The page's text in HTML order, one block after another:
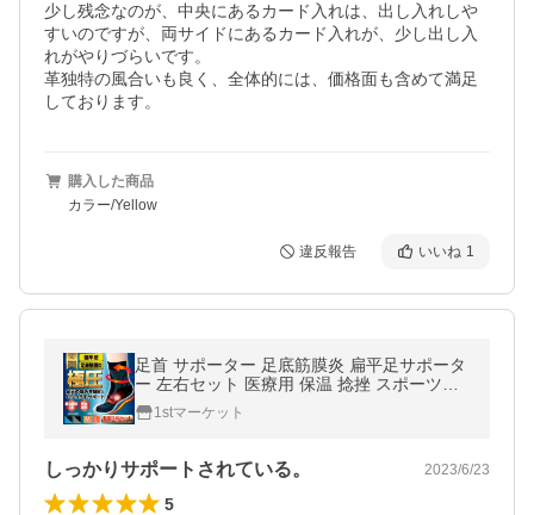
少し残念なのが、中央にあるカード入れは、出し入れしや
すいのですが、両サイドにあるカード入れが、少し出し入
れがやりづらいです。
革独特の風合いも良く、全体的には、価格面も含めて満足
しております。
購入した商品
カラー/Yellow
違反報告 いいね 1
足首 サポーター 足底筋膜炎 扁平足サポータ
ー 左右セット 医療用 保温 捻挫 スポーツ用
テーピング
1stマーケット
しっかりサポートされている。 2023/6/23
5